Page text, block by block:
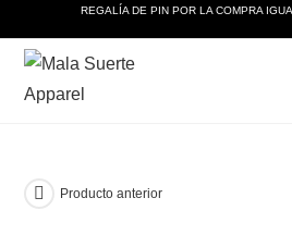
al
contenido
REGALÍA DE PIN POR LA COMPRA
Producto anterior